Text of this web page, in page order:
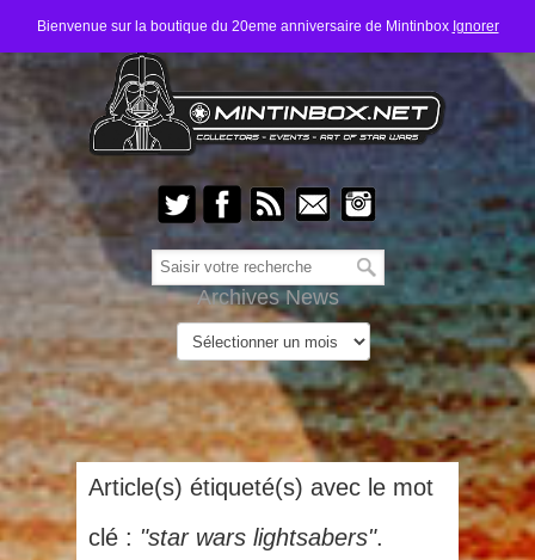
Bienvenue sur la boutique du 20eme anniversaire de Mintinbox Ignorer
Archives News
Article(s) étiqueté(s) avec le mot
clé : "star wars lightsabers".